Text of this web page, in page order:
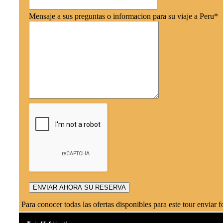
Mensaje a sus preguntas o informacion para su viaje a Peru*
Para conocer todas las ofertas disponibles para este tour enviar